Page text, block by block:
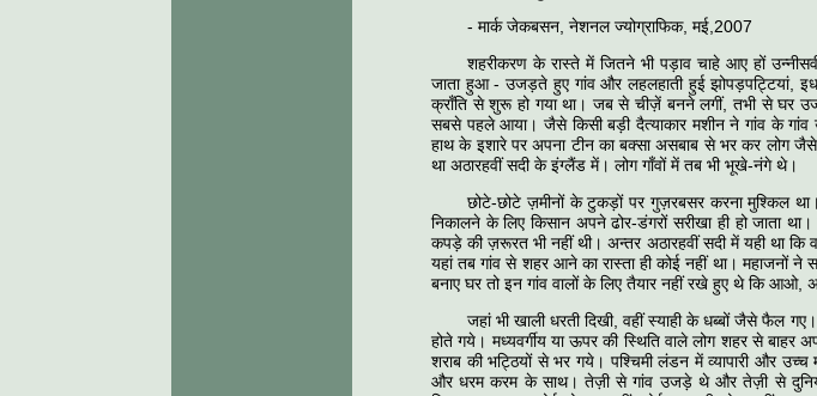
- मार्क जेकबसन, नेशनल ज्योग्राफिक, मई,2007
शहरीकरण के रास्ते में जितने भी पड़ाव चाहे आए हों
जाता हुआ - उजड़ते हुए गांव और लहलहाती हुई झोपड़पट्टियां,
क्राँति से शुरू हो गया था। जब से चीज़ें बनने लगीं, तभी से
सबसे पहले आया। जैसे किसी बड़ी दैत्याकार मशीन ने गांव के
हाथ के इशारे पर अपना टीन का बक्सा असबाब से भर कर लोग
था अठारहवीं सदी के इंग्लैंड में। लोग गाँवों में तब भी भूखे-नंगे थे।
छोटे-छोटे ज़मीनों के टुकड़ों पर गुज़रबसर करना मुश्किल
निकालने के लिए किसान अपने ढोर-डंगरों सरीखा ही हो जाता
कपड़े की ज़रूरत भी नहीं थी। अन्तर अठारहवीं सदी में यही था
यहां तब गांव से शहर आने का रास्ता ही कोई नहीं था। महाजनों
बनाए घर तो इन गांव वालों के लिए तैयार नहीं रखे हुए थे कि आओ,
जहां भी खाली धरती दिखी, वहीं स्याही के धब्बों जैसे फैल
होते गये। मध्यवर्गीय या ऊपर की स्थिति वाले लोग शहर से
शराब की भट्ठियों से भर गये। पश्चिमी लंडन में व्यापारी और
और धरम करम के साथ। तेज़ी से गांव उजड़े थे और तेज़ी से